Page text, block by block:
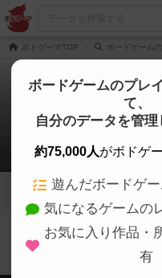
ボドゲーマTOP ボードゲーム
0件の
2
旅の
ボードゲームのプレ
て、
自分のデータを管理
約75,000人がボドゲ
遊んだボードゲ
気になるゲームの
お気に入り作品・
有